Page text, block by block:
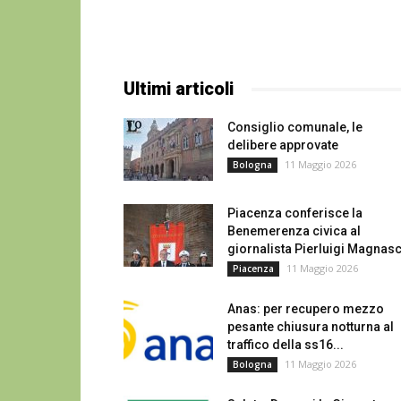
Ultimi articoli
Consiglio comunale, le
delibere approvate
Bologna 11 Maggio 2026
Piacenza conferisce la
Benemerenza civica al
giornalista Pierluigi
Piacenza 11 Maggio 2026
Anas: per recupero mezzo
pesante chiusura notturna al
traffico della ss16...
Bologna 11 Maggio 2026